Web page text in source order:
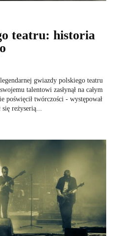
teatru: historia
gwiazdy polskiego teatru
talentowi zasłynął na całym
poświęcił twórczości - występował
reżyserią...